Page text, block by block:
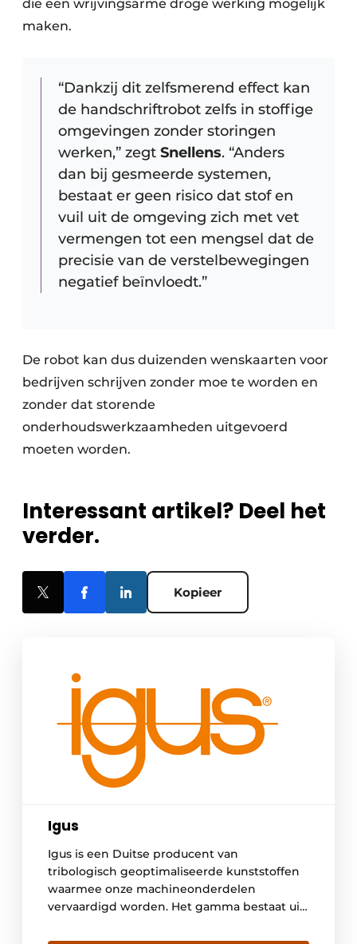
die een wrijvingsarme droge werking mogelijk
maken.
“Dankzij dit zelfsmerend effect kan
de handschriftrobot zelfs in stoffige
omgevingen zonder storingen
werken,” zegt Snellens. “Anders
dan bij gesmeerde systemen,
bestaat er geen risico dat stof en
vuil uit de omgeving zich met vet
vermengen tot een mengsel dat de
precisie van de verstelbewegingen
negatief beïnvloedt.”
De robot kan dus duizenden wenskaarten voor
bedrijven schrijven zonder moe te worden en
zonder dat storende
onderhoudswerkzaamheden uitgevoerd
moeten worden.
Interessant artikel? Deel het
verder.
Kopieer
Igus
Igus is een Duitse producent van
tribologisch geoptimaliseerde kunststoffen
waarmee onze machineonderdelen
vervaardigd worden. Het gamma bestaat uit